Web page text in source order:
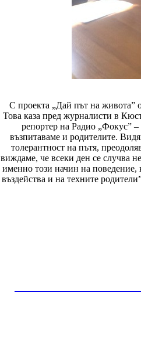
С проекта „Дай път на живота”
Това каза пред журналисти в
репортер на Радио „Фокус”
възпитаваме и родителите.
толерантност на пътя,
виждаме, че всеки ден се случва
именно този начин на поведение,
въздейства и на техните